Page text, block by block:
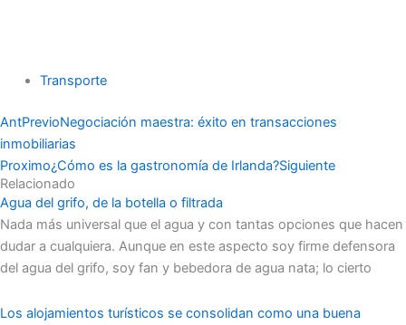
Transporte
AntPrevioNegociación maestra: éxito en transacciones
inmobiliarias
Proximo¿Cómo es la gastronomía de Irlanda?Siguiente
Relacionado
Agua del grifo, de la botella o filtrada
Nada más universal que el agua y con tantas opciones que hacen
dudar a cualquiera. Aunque en este aspecto soy firme defensora
del agua del grifo, soy fan y bebedora de agua nata; lo cierto
Los alojamientos turísticos se consolidan como una buena